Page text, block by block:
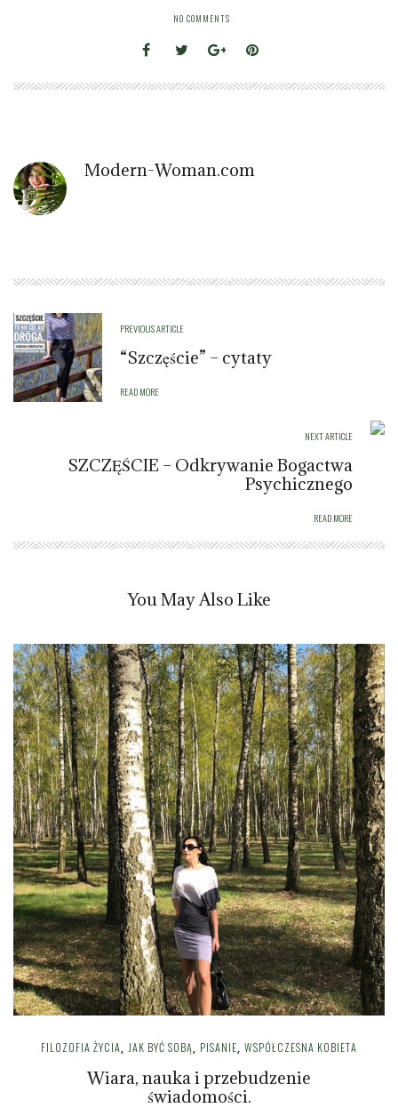
NO COMMENTS
Modern-Woman.com
PREVIOUS ARTICLE
“Szczęście” – cytaty
READ MORE
NEXT ARTICLE
SZCZĘŚCIE – Odkrywanie Bogactwa
Psychicznego
READ MORE
You May Also Like
FILOZOFIA ŻYCIA, JAK BYĆ SOBĄ, PISANIE, WSPÓŁCZESNA KOBIETA
Wiara, nauka i przebudzenie
świadomości.